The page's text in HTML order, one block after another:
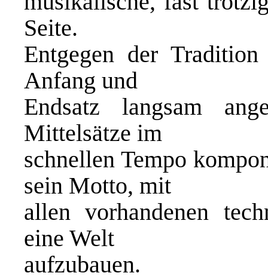
Seite.
Entgegen der
Anfang und
Endsatz langsam
Mittelsätze im
schnellen Tempo
sein Motto, mit
allen vorhandenen
eine Welt
aufzubauen.